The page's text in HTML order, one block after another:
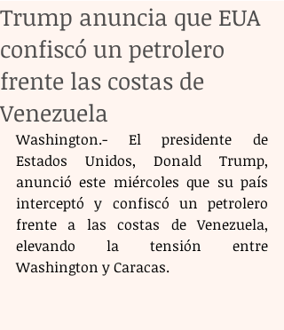
Trump anuncia que EUA
confiscó un petrolero
frente las costas de
Venezuela
Washington.- El presidente de
Estados Unidos, Donald Trump,
anunció este miércoles que su país
interceptó y confiscó un petrolero
frente a las costas de Venezuela,
elevando la tensión entre
Washington y Caracas.